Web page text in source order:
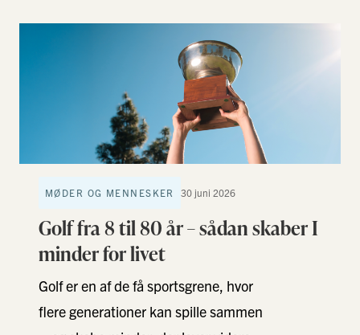
MØDER OG MENNESKER 30 juni 2026
Golf fra 8 til 80 år – sådan skaber I
minder for livet
Golf er en af de få sportsgrene, hvor
flere generationer kan spille sammen